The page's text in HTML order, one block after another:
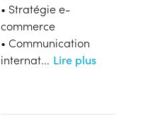
• Stratégie e-
commerce
• Communication
internat... Lire plus